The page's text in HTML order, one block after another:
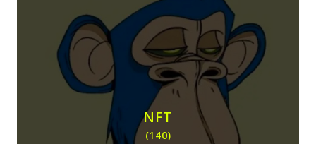
NFT
(140)